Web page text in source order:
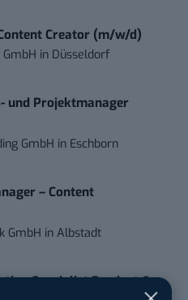
Creator (m/w/d)
in Düsseldorf
und Projektmanager
GmbH in Eschborn
– Content
GmbH inAlbstadt
Specialist Product &